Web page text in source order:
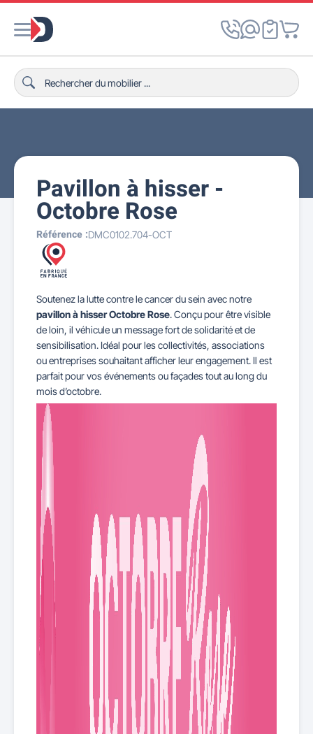
Pavillon à hisser -
Octobre Rose
Référence :DMC0102.704-OCT
Soutenez la lutte contre le cancer du sein avec notre
pavillon à hisser Octobre Rose. Conçu pour être visible
de loin, il véhicule un message fort de solidarité et de
sensibilisation. Idéal pour les collectivités, associations
ou entreprises souhaitant afficher leur engagement. Il est
parfait pour vos événements ou façades tout au long du
mois d’octobre.